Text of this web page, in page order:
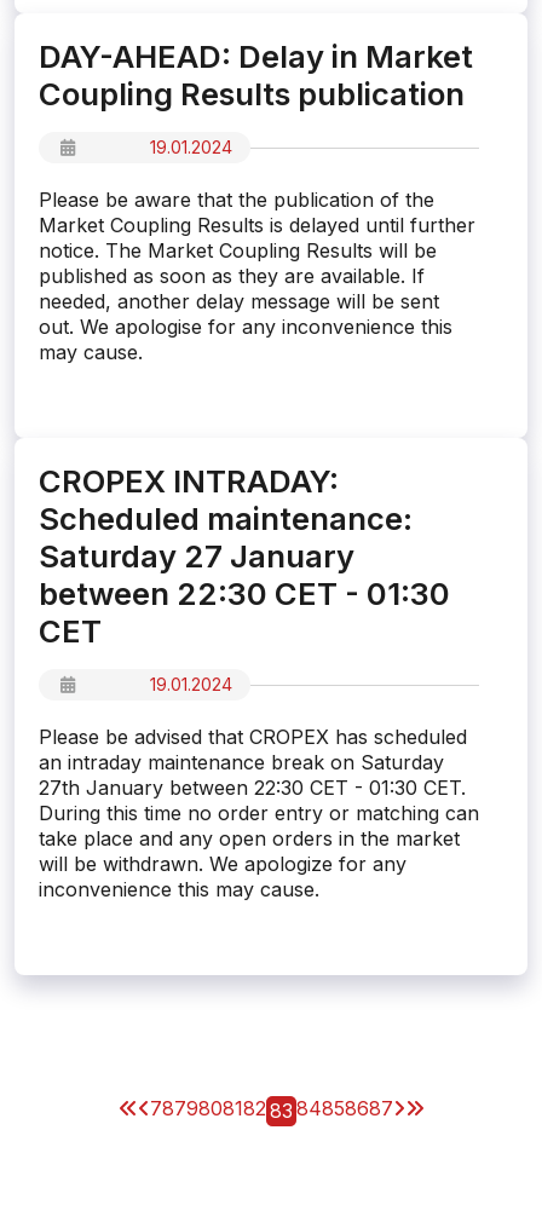
DAY-AHEAD: Delay in Market
Coupling Results publication
19.01.2024
Please be aware that the publication of the
Market Coupling Results is delayed until further
notice. The Market Coupling Results will be
published as soon as they are available. If
needed, another delay message will be sent
out. We apologise for any inconvenience this
may cause.
CROPEX INTRADAY:
Scheduled maintenance:
Saturday 27 January
between 22:30 CET - 01:30
CET
19.01.2024
Please be advised that CROPEX has scheduled
an intraday maintenance break on Saturday
27th January between 22:30 CET - 01:30 CET.
During this time no order entry or matching can
take place and any open orders in the market
will be withdrawn. We apologize for any
inconvenience this may cause.
78798081828384858687